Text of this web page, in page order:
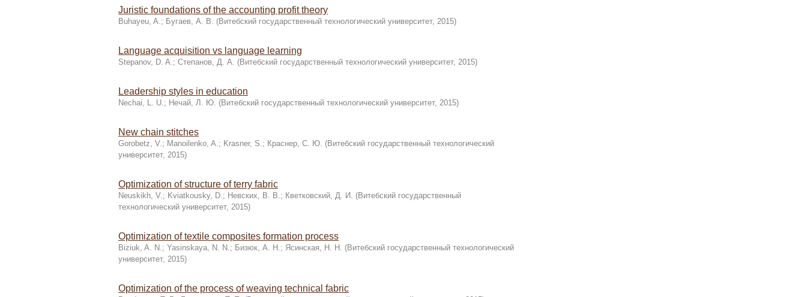
Juristic foundations of the accounting profit theory
Buhayeu, A.; Бугаев, А. В. (Витебский государственный технологический университет, 2015)
Language acquisition vs language learning
Stepanov, D. A.; Степанов, Д. А. (Витебский государственный технологический университет, 2015)
Leadership styles in education
Nechai, L. U.; Нечай, Л. Ю. (Витебский государственный технологический университет, 2015)
New chain stitches
Gorobetz, V.; Manoilenko, A.; Krasner, S.; Краснер, С. Ю. (Витебский государственный технологический
университет, 2015)
Optimization of structure of terry fabric
Neuskikh, V.; Kviatkousky, D.; Невских, В. В.; Кветковский, Д. И. (Витебский государственный
технологический университет, 2015)
Optimization of textile composites formation process
Biziuk, A. N.; Yasinskaya, N. N.; Бизюк, А. Н.; Ясинская, Н. Н. (Витебский государственный технологический
университет, 2015)
Optimization of the process of weaving technical fabric